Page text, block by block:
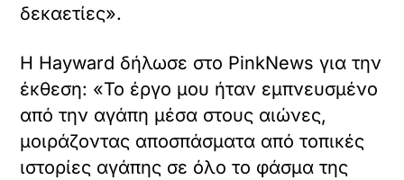
σ
α
τ
ω
μ
έ
ν
ο
δεκαετίες».
H Hayward δήλωσε στο PinkNews για την
έκθεση: «Το έργο μου ήταν εμπνευσμένο
από την αγάπη μέσα στους αιώνες,
μοιράζοντας αποσπάσματα από τοπικές
ιστορίες αγάπης σε όλο το φάσμα της